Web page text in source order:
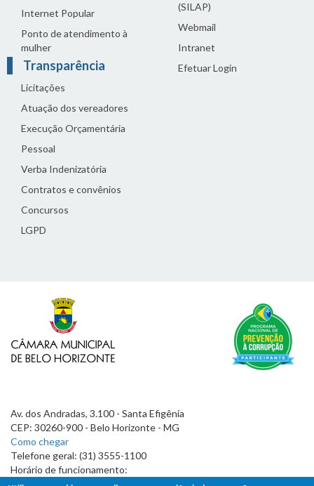
Internet Popular
Ponto de atendimento à
mulher
Transparência
Licitações
Atuação dos vereadores
Execução Orçamentária
Pessoal
Verba Indenizatória
Contratos e convênios
Concursos
LGPD
(SILAP)
Webmail
Intranet
Efetuar Login
Av. dos Andradas, 3.100 - Santa Efigênia
CEP: 30260-900 - Belo Horizonte - MG
Como chegar
Telefone geral: (31) 3555-1100
Horário de funcionamento:
7h às 19h